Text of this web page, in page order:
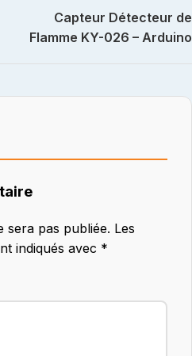
Capteur Détecteur de
Flamme KY-026 – Arduino
sera pas publiée. Les
indiqués avec *